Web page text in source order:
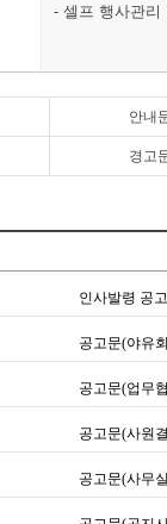
- 셀프 행사관리
안내
경고
인사발령 공
공고문(야유
공고문(업무
공고문(사원
공고문(사무